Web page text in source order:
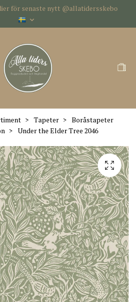
för senaste nytt @allatidersskebo
Tapeter
Boråstapeter
Under the Elder Tree 2046